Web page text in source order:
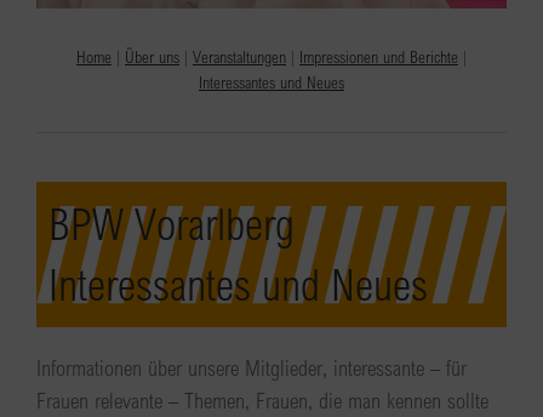
Home | Über uns | Veranstaltungen | Impressionen und Berichte |
Interessantes und Neues
BPW Vorarlberg
Interessantes und Neues
Informationen über unsere Mitglieder, interessante – für
Frauen relevante – Themen, Frauen, die man kennen sollte